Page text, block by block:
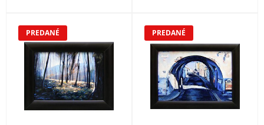
PREDANÉ PREDANÉ